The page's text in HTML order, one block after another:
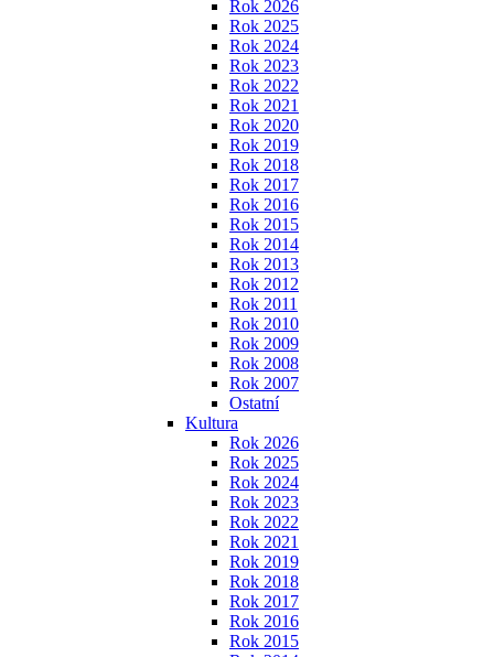
Rok 2026
Rok 2025
Rok 2024
Rok 2023
Rok 2022
Rok 2021
Rok 2020
Rok 2019
Rok 2018
Rok 2017
Rok 2016
Rok 2015
Rok 2014
Rok 2013
Rok 2012
Rok 2011
Rok 2010
Rok 2009
Rok 2008
Rok 2007
Ostatní
Kultura
Rok 2026
Rok 2025
Rok 2024
Rok 2023
Rok 2022
Rok 2021
Rok 2019
Rok 2018
Rok 2017
Rok 2016
Rok 2015